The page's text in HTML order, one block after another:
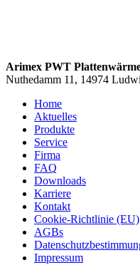
Arimex PWT
Nuthedamm 11, 14974
Home
Aktuelles
Produkte
Service
Firma
FAQ
Downloads
Karriere
Kontakt
Cookie-Richtlinie (EU)
AGBs
Impressum